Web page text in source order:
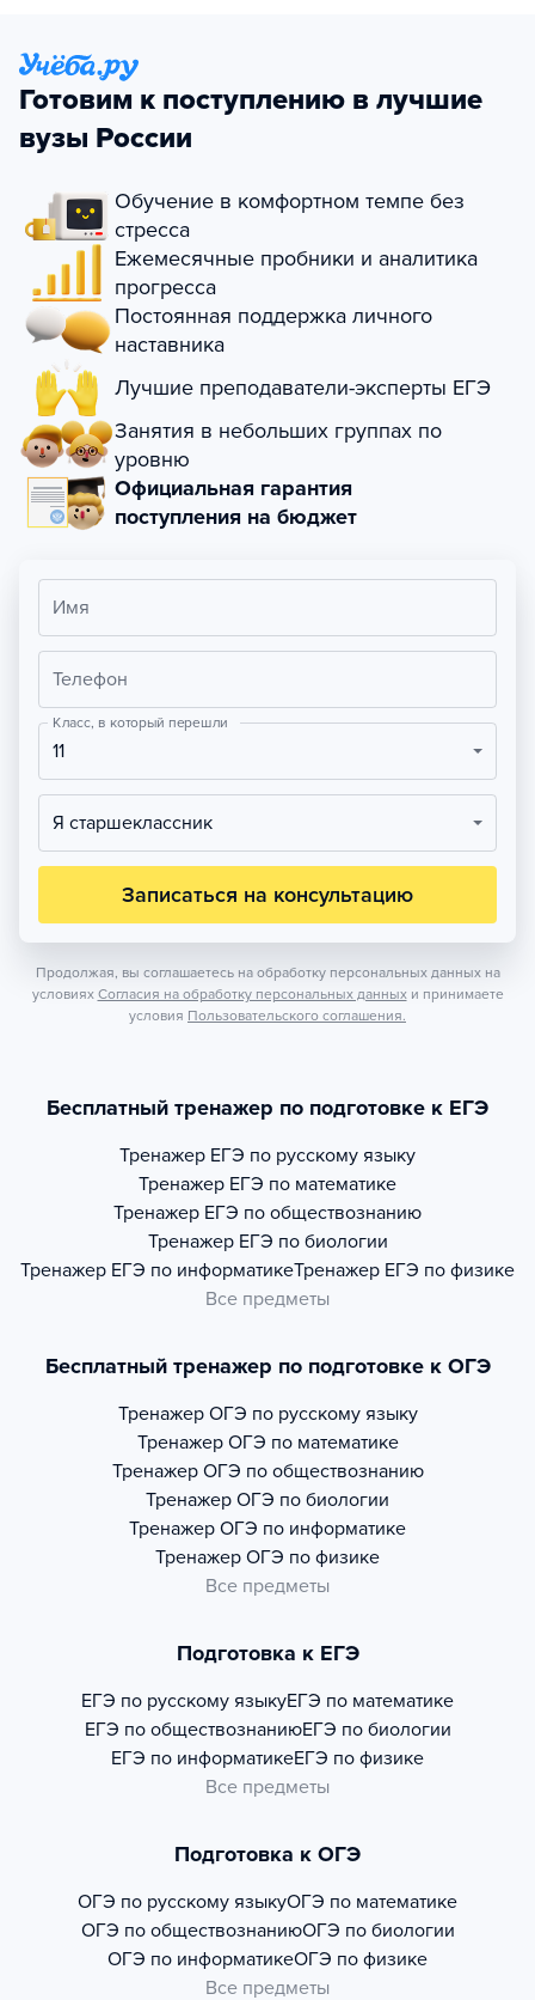
Готовим к поступлению в лучшие
вузы России
Обучение в комфортном темпе без
стресса
Ежемесячные пробники и аналитика
прогресса
Постоянная поддержка личного
наставника
Лучшие преподаватели-эксперты ЕГЭ
Занятия в небольших группах по
уровню
Официальная гарантия
поступления на бюджет
Имя
Телефон
Класс, в который перешли
11
Я старшеклассник
Записаться на консультацию
Продолжая, вы соглашаетесь на обработку персональных данных на
условиях Согласия на обработку персональных данных и принимаете
условия Пользовательского соглашения.
Бесплатный тренажер по подготовке к ЕГЭ
Тренажер ЕГЭ по русскому языку
Тренажер ЕГЭ по математике
Тренажер ЕГЭ по обществознанию
Тренажер ЕГЭ по биологии
Тренажер ЕГЭ по информатикеТренажер ЕГЭ по физике
Все предметы
Бесплатный тренажер по подготовке к ОГЭ
Тренажер ОГЭ по русскому языку
Тренажер ОГЭ по математике
Тренажер ОГЭ по обществознанию
Тренажер ОГЭ по биологии
Тренажер ОГЭ по информатике
Тренажер ОГЭ по физике
Все предметы
Подготовка к ЕГЭ
ЕГЭ по русскому языкуЕГЭ по математике
ЕГЭ по обществознаниюЕГЭ по биологии
ЕГЭ по информатикеЕГЭ по физике
Все предметы
Подготовка к ОГЭ
ОГЭ по русскому языкуОГЭ по математике
ОГЭ по обществознаниюОГЭ по биологии
ОГЭ по информатикеОГЭ по физике
Все предметы